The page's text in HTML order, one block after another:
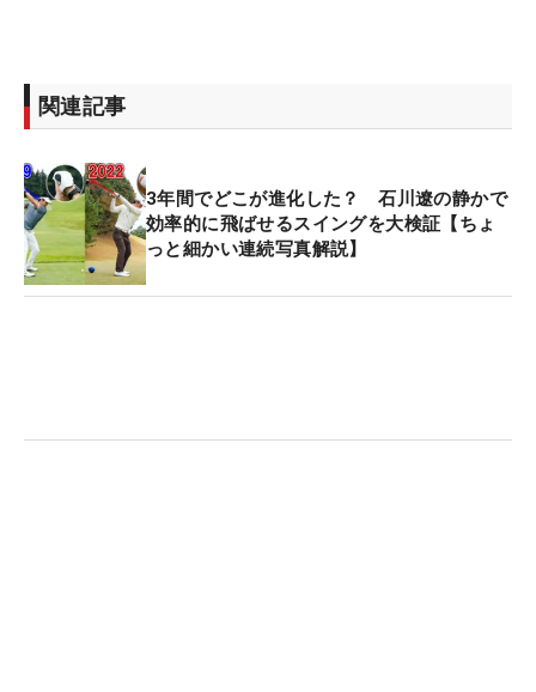
関連記事
3年間でどこが進化した？ 石川遼の静かで
効率的に飛ばせるスイングを大検証【ちょ
っと細かい連続写真解説】